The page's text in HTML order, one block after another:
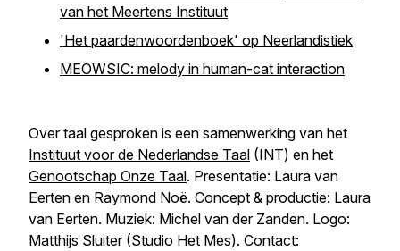
van het Meertens Instituut
'Het paardenwoordenboek' op Neerlandistiek
MEOWSIC: melody in human-cat interaction
Over taal gesproken is een samenwerking van het
Instituut voor de Nederlandse Taal (INT) en het
Genootschap Onze Taal. Presentatie: Laura van
Eerten en Raymond Noë. Concept & productie: Laura
van Eerten. Muziek: Michel van der Zanden. Logo:
Matthijs Sluiter (Studio Het Mes). Contact: